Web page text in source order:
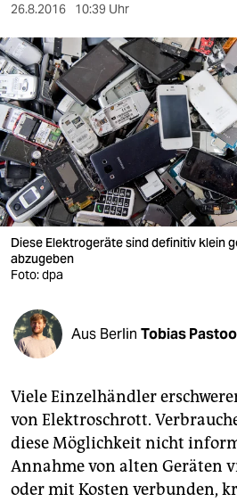
sport
berlin
nord
wahrheit
verlag
verlag
veranstaltungen
fragen & hilfe
abo
genossenschaft
epaper login
26.8.2016 10:39 Uhr
Diese Elektrogeräte sind definitiv klein
abzugeben
Foto: dpa
Aus Berlin Tobias
Viele Einzelhändler
von Elektroschrott.
diese Möglichkeit nicht
Annahme von alten Geräten
oder mit Kosten verbunden,